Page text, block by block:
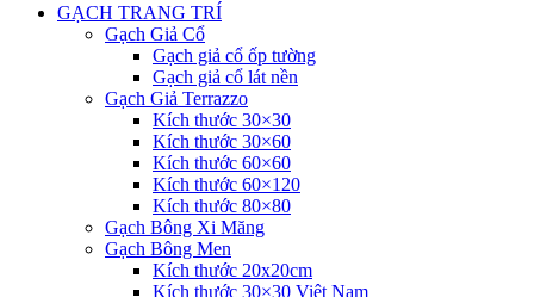
GẠCH TRANG TRÍ
Gạch Giả Cổ
Gạch giả cổ ốp tường
Gạch giả cổ lát nền
Gạch Giả Terrazzo
Kích thước 30×30
Kích thước 30×60
Kích thước 60×60
Kích thước 60×120
Kích thước 80×80
Gạch Bông Xi Măng
Gạch Bông Men
Kích thước 20x20cm
Kích thước 30×30 Việt Nam